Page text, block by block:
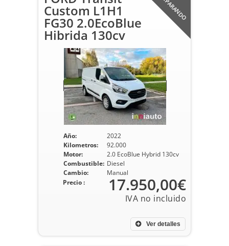
Custom L1H1
FG30 2.0EcoBlue
Hibrida 130cv
Año:
2022
Kilometros:
92.000
Motor:
2.0 EcoBlue Hybrid 130cv
Combustible: Diesel
Cambio:
Manual
Ver detalles
Precio : 17.950,00€